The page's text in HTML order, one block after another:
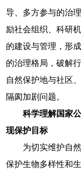
导、多方参与的治
励社会组织、科研
的建设与管理，形
的治理格局，破解
自然保护地与社区
隔阂加剧问题。
科学理解国家
现保护目标
为切实维护自
保护生物多样性和